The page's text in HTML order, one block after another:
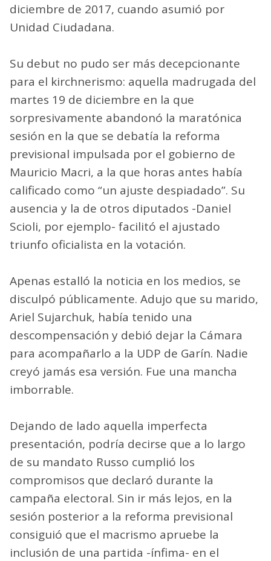
diciembre de 2017, cuando asumió por
Unidad Ciudadana.
Su debut no pudo ser más decepcionante
para el kirchnerismo: aquella madrugada del
martes 19 de diciembre en la que
sorpresivamente abandonó la maratónica
sesión en la que se debatía la reforma
previsional impulsada por el gobierno de
Mauricio Macri, a la que horas antes había
calificado como “un ajuste despiadado”. Su
ausencia y la de otros diputados -Daniel
Scioli, por ejemplo- facilitó el ajustado
triunfo oficialista en la votación.
Apenas estalló la noticia en los medios, se
disculpó públicamente. Adujo que su marido,
Ariel Sujarchuk, había tenido una
descompensación y debió dejar la Cámara
para acompañarlo a la UDP de Garín. Nadie
creyó jamás esa versión. Fue una mancha
imborrable.
Dejando de lado aquella imperfecta
presentación, podría decirse que a lo largo
de su mandato Russo cumplió los
compromisos que declaró durante la
campaña electoral. Sin ir más lejos, en la
sesión posterior a la reforma previsional
consiguió que el macrismo apruebe la
inclusión de una partida -ínfima- en el